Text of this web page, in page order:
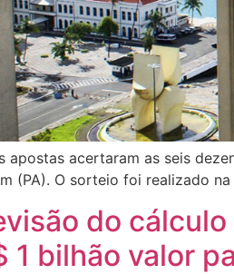
apostas acertaram as seis
(PA). O sorteio foi realizado
do
1 bilhão valor